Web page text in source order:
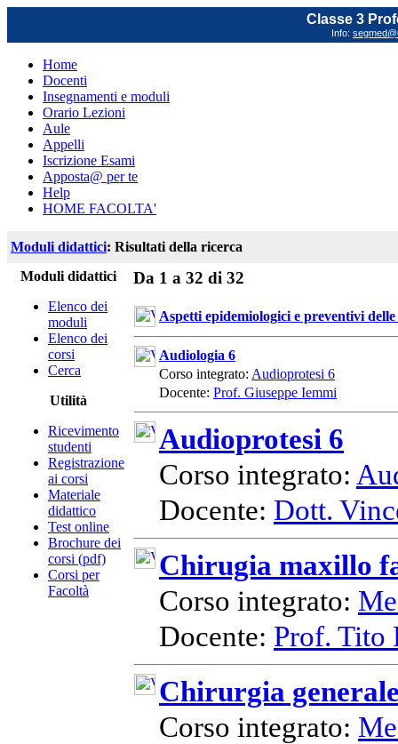
Classe 3
Info:
Home
Docenti
Insegnamenti e moduli
Orario Lezioni
Aule
Appelli
Iscrizione Esami
Apposta@ per te
Help
HOME FACOLTA'
Moduli didattici: Risultati della ricerca
Moduli didattici
Elenco dei
moduli
Elenco dei
corsi
Cerca
Utilità
Ricevimento
studenti
Registrazione
ai corsi
Materiale
didattico
Test online
Brochure dei
corsi (pdf)
Corsi per
Facoltà
Da 1 a 32 di 32
Aspetti epidemiologici e preventivi
Audiologia 6
Corso integrato: Audioprotesi 6
Docente: Prof. Giuseppe Iemmi
Audioprotesi 6
Corso integrato:
Docente: Dott.
Chirugia maxillo
Corso integrato:
Docente: Prof. Tito
Chirurgia
Corso integrato: